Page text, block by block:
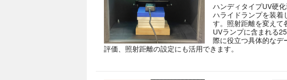
ハンディタイプUV硬
ハライドランプを装着
す。照射距離を変えて
UVランプに含まれる
際に役立つ具体的なデ
評価、照射距離の設定にも活用できます。